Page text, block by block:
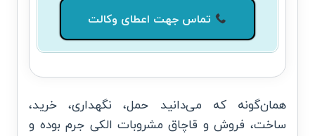
تماس جهت اعطای وکالت
همان‌گونه که می‌دانید حمل، نگهداری، خرید،
ساخت، فروش و قاچاق مشروبات الکی جرم بوده و